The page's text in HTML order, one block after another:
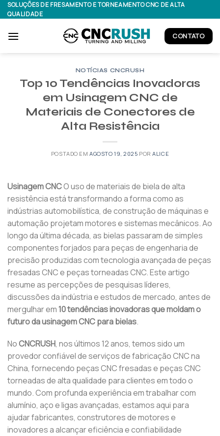
Pular
para
conteúdo
SOLUÇÕES DE FRESAMENTO E TORNEAMENTO CNC DE ALTA
QUALIDADE
CONTATO
NOTÍCIAS CNCRUSH
Top 10 Tendências Inovadoras
em Usinagem CNC de
Materiais de Conectores de
Alta Resistência
POSTADO EMAGOSTO 19, 2025 PORALICE
Usinagem CNCO uso de materiais de biela de alta
resistência está transformando a forma como as
indústrias automobilística, de construção de máquinas e
automação projetam motores e sistemas mecânicos. Ao
longo da última década, as bielas passaram de simples
componentes forjados para peças de engenharia de
precisão produzidas com tecnologia avançada de peças
fresadas CNC e peças torneadas CNC. Este artigo
resume as percepções de pesquisas líderes,
discussões da indústria e estudos de mercado, antes de
mergulhar em10 tendências inovadoras que moldam o
futuro da usinagem CNC para bielas.
NoCNCRUSH, nos últimos 12 anos, temos sido um
provedor confiável de serviços de fabricação CNC na
China, fornecendo peças CNC fresadas e peças CNC
torneadas de alta qualidade para clientes em todo o
mundo. Com profunda experiência em trabalhar com
alumínio, aço e ligas avançadas, estamos aqui para
ajudar fabricantes, construtores de motores e
inovadores a alcançar eficiência e confiabilidade